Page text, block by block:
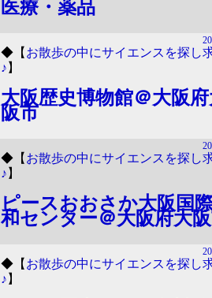
医療・薬品
◆ 【 お散歩の中にサイエンスを探し
♪ 】
大阪歴史博物館＠大阪
阪市
◆ 【 お散歩の中にサイエンスを探し
♪ 】
ピースおおさか大阪国
和センター＠大阪府大
◆ 【 お散歩の中にサイエンスを探し
♪ 】